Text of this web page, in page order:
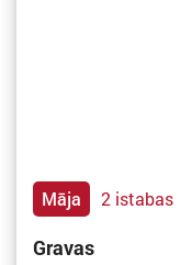
Māja 2 istabas
Gravas